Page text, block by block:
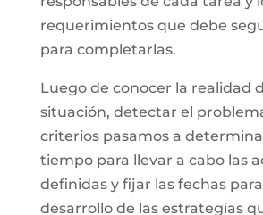
requerimientos que debe
para completarlas.
Luego de conocer la realidad
situación, detectar el
criterios pasamos a
tiempo para llevar a cabo las
definidas y fijar las fechas
desarrollo de las estrategias